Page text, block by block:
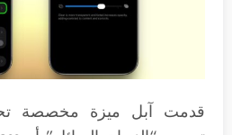
قدمت آبل ميزة مخصصة